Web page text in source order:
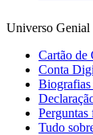
Universo Genial
Cartão de
Conta
Biografias
Perguntas
Tudo